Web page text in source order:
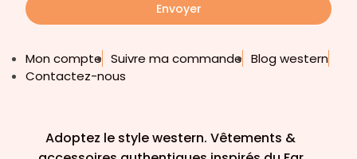
Envoyer
Mon compte Suivre ma commande Blog western
Contactez-nous
Adoptez le style western. Vêtements &